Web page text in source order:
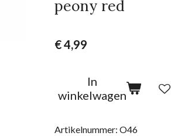
peony red
€ 4,99
In
winkelwagen
Artikelnummer: O46